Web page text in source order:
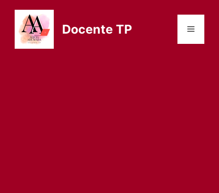
contenido
Docente TP Menú